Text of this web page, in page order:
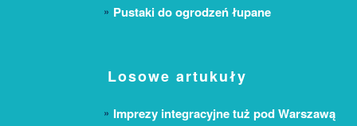
Pustaki do ogrodzeń łupane
Losowe artukuły
Imprezy integracyjne tuż pod Warszawą